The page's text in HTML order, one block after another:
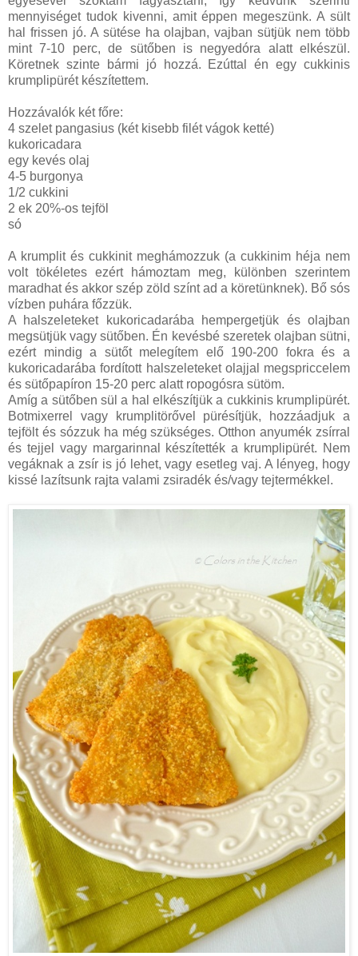
mennyiséget tudok kivenni, amit éppen megeszünk. A sült
hal frissen jó. A sütése ha olajban, vajban sütjük nem több
mint 7-10 perc, de sütőben is negyedóra alatt elkészül.
Köretnek szinte bármi jó hozzá. Ezúttal én egy cukkinis
krumplipürét készítettem.
Hozzávalók két főre:
4 szelet pangasius (két kisebb filét vágok ketté)
kukoricadara
egy kevés olaj
4-5 burgonya
1/2 cukkini
2 ek 20%-os tejföl
só
A krumplit és cukkinit meghámozzuk (a cukkinim héja nem
volt tökéletes ezért hámoztam meg, különben szerintem
maradhat és akkor szép zöld színt ad a köretünknek). Bő sós
vízben puhára főzzük.
A halszeleteket kukoricadarába hempergetjük és olajban
megsütjük vagy sütőben. Én kevésbé szeretek olajban sütni,
ezért mindig a sütőt melegítem elő 190-200 fokra és a
kukoricadarába fordított halszeleteket olajjal megspriccelem
és sütőpapíron 15-20 perc alatt ropogósra sütöm.
Amíg a sütőben sül a hal elkészítjük a cukkinis krumplipürét.
Botmixerrel vagy krumplitörővel pürésítjük, hozzáadjuk a
tejfölt és sózzuk ha még szükséges. Otthon anyumék zsírral
és tejjel vagy margarinnal készítették a krumplipürét. Nem
vegáknak a zsír is jó lehet, vagy esetleg vaj. A lényeg, hogy
kissé lazítsunk rajta valami zsiradék és/vagy tejtermékkel.